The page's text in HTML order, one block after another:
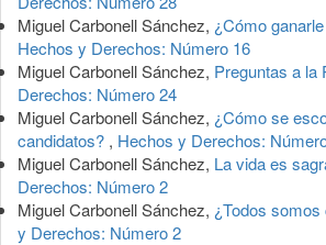
Miguel Carbonell Sánchez, ¿Cómo
Hechos y Derechos: Número 16
Miguel Carbonell Sánchez, Preguntas a la
Derechos: Número 24
Miguel Carbonell Sánchez, ¿Cómo se
candidatos? , Hechos y Derechos:
Miguel Carbonell Sánchez, La vida es
Derechos: Número 2
Miguel Carbonell Sánchez, ¿Todos
y Derechos: Número 2